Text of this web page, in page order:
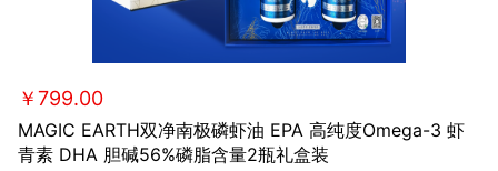
￥799.00
MAGIC EARTH双净南极磷虾油 EPA 高纯度Omega-3 虾
青素 DHA 胆碱56%磷脂含量2瓶礼盒装